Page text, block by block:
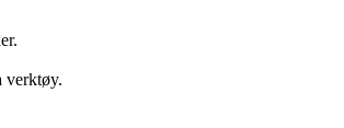
verktøy.